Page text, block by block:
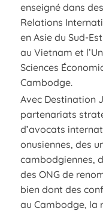
enseigné dans
Relations
en Asie du Sud-
au Vietnam et
Sciences
Cambodge.
Avec Destination
partenariats
d’avocats
onusiennes, des
cambodgiennes,
des ONG de
bien dont des
au Cambodge, la